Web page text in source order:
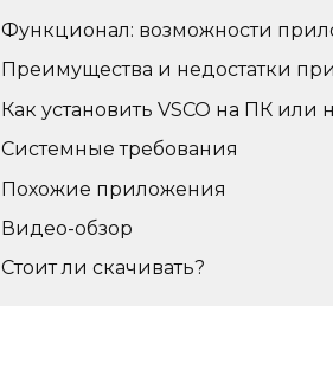
Функционал: возможности
Преимущества и недостатки
Как установить VSCO на ПК или
Системные требования
Похожие приложения
Видео-обзор
Стоит ли скачивать?